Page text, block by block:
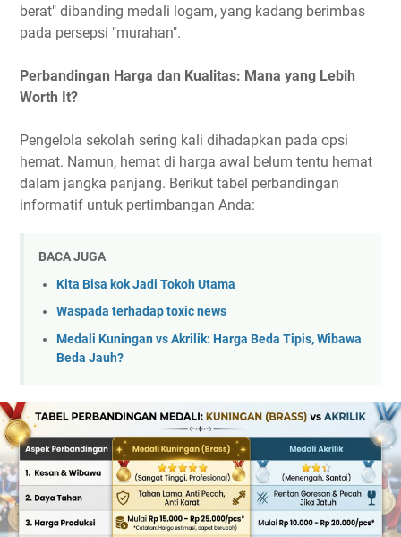
berat" dibanding medali logam, yang kadang berimbas
pada persepsi "murahan".
Perbandingan Harga dan Kualitas: Mana yang Lebih
Worth It?
Pengelola sekolah sering kali dihadapkan pada opsi
hemat. Namun, hemat di harga awal belum tentu hemat
dalam jangka panjang. Berikut tabel perbandingan
informatif untuk pertimbangan Anda:
BACA JUGA
Kita Bisa kok Jadi Tokoh Utama
Waspada terhadap toxic news
Medali Kuningan vs Akrilik: Harga Beda Tipis, Wibawa
Beda Jauh?